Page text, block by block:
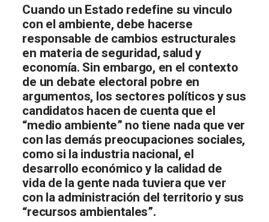
Cuando un Estado redefine su vinculo
con el ambiente, debe hacerse
responsable de cambios estructurales
en materia de seguridad, salud y
economía. Sin embargo, en el contexto
de un debate electoral pobre en
argumentos, los sectores políticos y sus
candidatos hacen de cuenta que el
“medio ambiente” no tiene nada que ver
con las demás preocupaciones sociales,
como si la industria nacional, el
desarrollo económico y la calidad de
vida de la gente nada tuviera que ver
con la administración del territorio y sus
“recursos ambientales”.